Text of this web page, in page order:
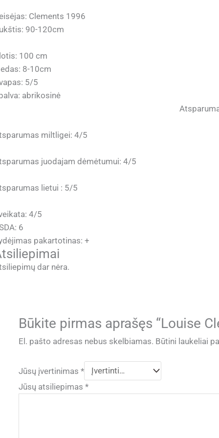
Clements 1996
90-120cm
100 cm
8-10cm
5/5
miltligei: 4/5
juodajam dėmėtumui: 4/5
lietui : 5/5
4/5
6
pakartotinas: +
dar nėra.
Būkite pirmas aprašęs “Louise
El. pašto adresas nebus skelbiamas. Būtini laukeliai
Jūsų įvertinimas *
Jūsų atsiliepimas *